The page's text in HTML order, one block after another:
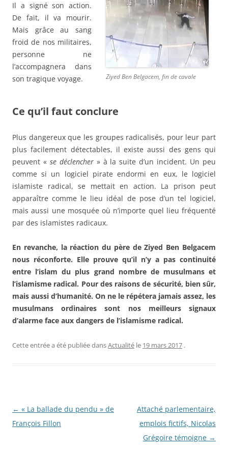
Ziyed Ben Belgacem, fin de cavale
Il a signé son action.
De fait, il va mourir.
Mais grâce au sang
froid de nos militaires,
personne ne
l’accompagnera dans
son tragique voyage.
Ce qu’il faut conclure
Plus dangereux que les groupes radicalisés, pour leur part
plus facilement détectables, il existe aussi des gens qui
peuvent « se déclencher » à la suite d’un incident. Un peu
comme si un logiciel pirate endormi en eux, le logiciel
islamiste radical, se mettait en action. La prison peut
apparaître comme le lieu idéal de pose d’un tel logiciel,
mais aussi une mosquée où n’importe quel lieu fréquenté
par des islamistes radicaux.
En revanche, la réaction du père de Ziyed Ben Belgacem
nous réconforte. Elle prouve qu’il n’y a pas continuité
entre l’islam du plus grand nombre de musulmans et
l’islamisme radical. Pour des raisons de sécurité, bien sûr,
mais aussi d’humanité. On ne le répétera jamais assez, les
musulmans ordinaires sont nos meilleurs signaux
d’alarme face aux dangers de l’islamisme radical.
Cette entrée a été publiée dansActualité le 19 mars 2017 .
Navigation
des
← « La ballade du pendu » de
François Fillon
Attaché parlementaire,
emplois fictifs, Nicolas
Grégoire témoigne →